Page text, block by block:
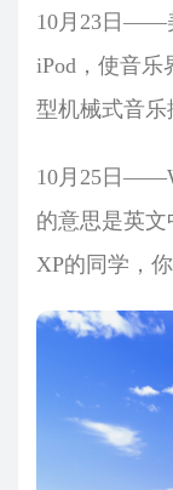
10月23日——
iPod，使音乐
型机械式音乐
10月25日
的意思是英文
XP的同学，